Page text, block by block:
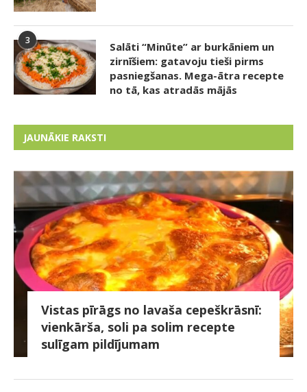
3
Salāti “Minūte” ar burkāniem un
zirnīšiem: gatavoju tieši pirms
pasniegšanas. Mega-ātra recepte
no tā, kas atradās mājās
JAUNĀKIE RAKSTI
Vistas pīrāgs no lavaša cepeškrāsnī:
vienkārša, soli pa solim recepte
sulīgam pildījumam